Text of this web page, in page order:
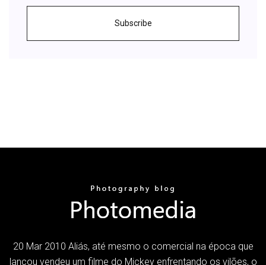
Subscribe
20 Mar 2010 Aliás, até mesmo o comercial na época que
lançou vendeu um filme do Mickey enfrentando os vilões, o